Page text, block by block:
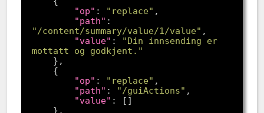
"op" : "replace"
"path"
"/content/summary/value/1/value"
"value" :
"Din innsending er
mottatt og godkjent."
"op" : "replace"
"path" : "/guiActions"
"value"